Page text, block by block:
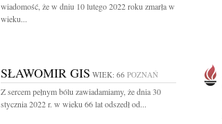
wiadomość, że w dniu 10 lutego 2022 roku zmarła w
wieku...
SŁAWOMIR GIS WIEK: 66 POZNAŃ
Z sercem pełnym bólu zawiadamiamy, że dnia 30
stycznia 2022 r. w wieku 66 lat odszedł od...